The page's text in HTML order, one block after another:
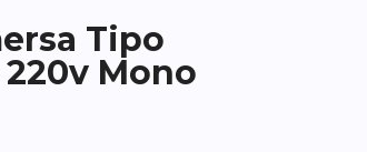
Tipo
220v Mono